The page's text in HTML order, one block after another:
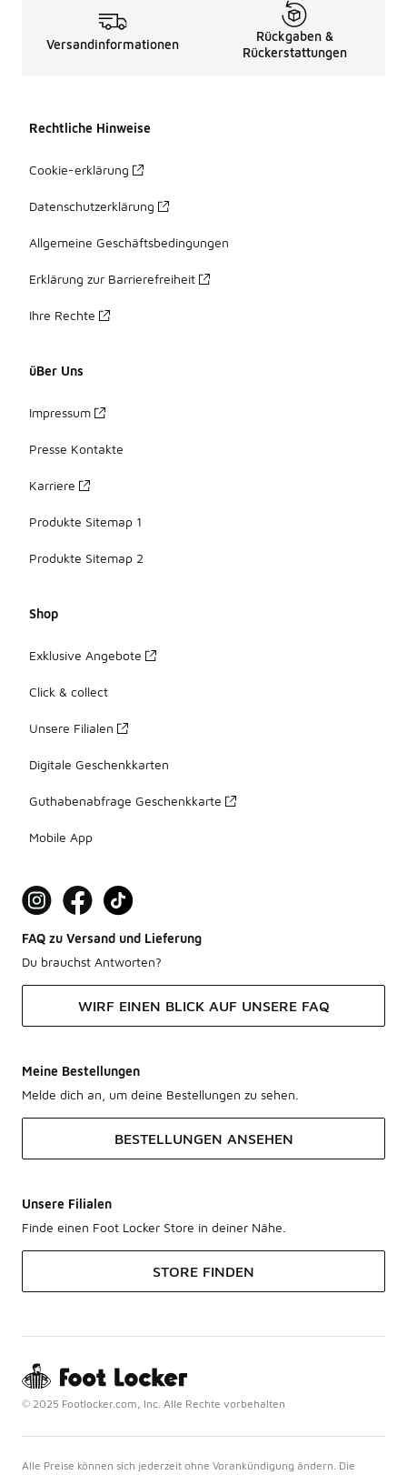
Versandinformationen
Rückgaben &
Rückerstattungen
Rechtliche Hinweise
Cookie-erklärung
Datenschutzerklärung
Allgemeine Geschäftsbedingungen
Erklärung zur Barrierefreiheit
Ihre Rechte
üBer Uns
Impressum
Presse Kontakte
Karriere
Produkte Sitemap 1
Produkte Sitemap 2
Shop
Exklusive Angebote
Click & collect
Unsere Filialen
Digitale Geschenkkarten
Guthabenabfrage Geschenkkarte
Mobile App
FAQ zu Versand und Lieferung
Du brauchst Antworten?
WIRF EINEN BLICK AUF UNSERE FAQ
Meine Bestellungen
Melde dich an, um deine Bestellungen zu sehen.
BESTELLUNGEN ANSEHEN
Unsere Filialen
Finde einen Foot Locker Store in deiner Nähe.
STORE FINDEN
© 2025 Footlocker.com, Inc. Alle Rechte vorbehalten
Alle Preise können sich jederzeit ohne Vorankündigung ändern. Die